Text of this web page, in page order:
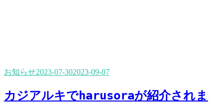
お知らせ2023-07-302023-09-07
カジアルキでharusoraが紹介されま